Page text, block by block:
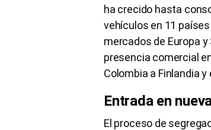
ha crecido hasta
vehículos en 11
mercados de Europa
presencia comercial
Colombia a Finlandia y
Entrada en
El proceso de